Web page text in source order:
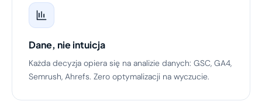
Dane, nie intuicja
Każda decyzja opiera się na analizie danych: GSC, GA4,
Semrush, Ahrefs. Zero optymalizacji na wyczucie.